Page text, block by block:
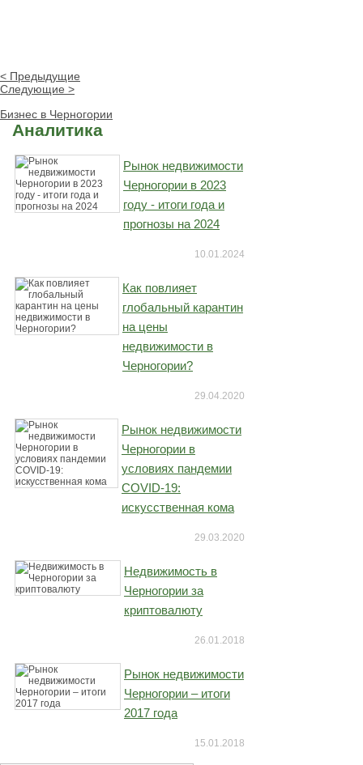
< Предыдущие
Следующие >
Бизнес в Черногории
Аналитика
Рынок недвижимости
Черногории в 2023
году - итоги года и
прогнозы на 2024
10.01.2024
Как повлияет
глобальный карантин
на цены
недвижимости в
Черногории?
29.04.2020
Рынок недвижимости
Черногории в
условиях пандемии
COVID-19:
искусственная кома
29.03.2020
Недвижимость в
Черногории за
криптовалюту
26.01.2018
Рынок недвижимости
Черногории – итоги
2017 года
15.01.2018